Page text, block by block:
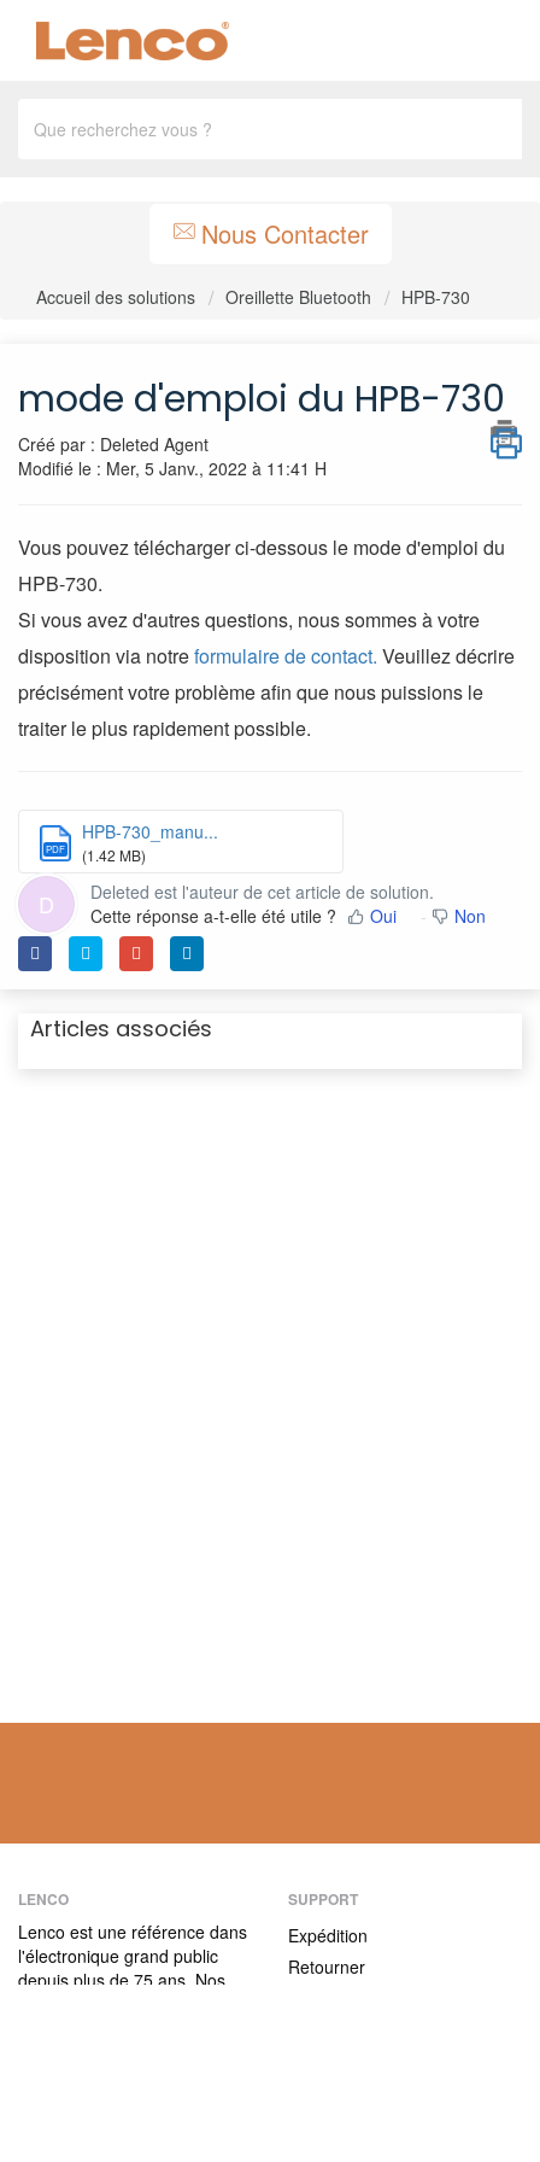
Nous Contacter
Accueil des solutions Oreillette Bluetooth HPB-730
mode d'emploi du HPB-730
Créé par : Deleted Agent
Modifié le : Mer, 5 Janv., 2022 à 11:41 H
Vous pouvez télécharger ci-dessous le mode d'emploi du
HPB-730.
Si vous avez d'autres questions, nous sommes à votre
disposition via notreformulaire de contact. Veuillez décrire
précisément votre problème afin que nous puissions le
traiter le plus rapidement possible.
PDF
HPB-730_manu...
(1.42 MB)
D
Deleted est l'auteur de cet article de solution.
Cette réponse a-t-elle été utile ?
Oui Non
Articles associés
LENCO
Lenco est une référence dans
l'électronique grand public
depuis plus de 75 ans. Nos
SUPPORT
Expédition
Retourner